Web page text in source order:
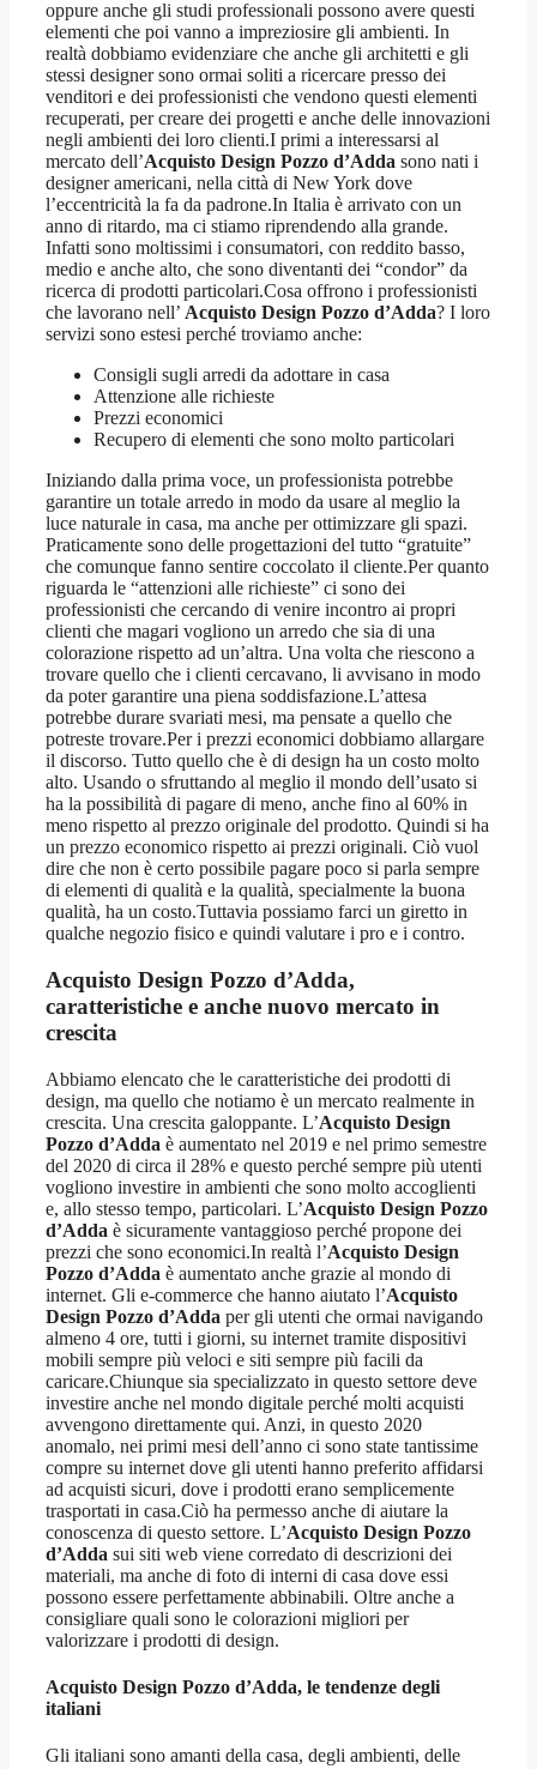
oppure anche gli studi professionali possono avere questi
elementi che poi vanno a impreziosire gli ambienti. In
realtà dobbiamo evidenziare che anche gli architetti e gli
stessi designer sono ormai soliti a ricercare presso dei
venditori e dei professionisti che vendono questi elementi
recuperati, per creare dei progetti e anche delle innovazioni
negli ambienti dei loro clienti.I primi a interessarsi al
mercato dell’Acquisto Design Pozzo d’Adda sono nati i
designer americani, nella città di New York dove
l’eccentricità la fa da padrone.In Italia è arrivato con un
anno di ritardo, ma ci stiamo riprendendo alla grande.
Infatti sono moltissimi i consumatori, con reddito basso,
medio e anche alto, che sono diventanti dei “condor” da
ricerca di prodotti particolari.Cosa offrono i professionisti
che lavorano nell’ Acquisto Design Pozzo d’Adda? I loro
servizi sono estesi perché troviamo anche:
Consigli sugli arredi da adottare in casa
Attenzione alle richieste
Prezzi economici
Recupero di elementi che sono molto particolari
Iniziando dalla prima voce, un professionista potrebbe
garantire un totale arredo in modo da usare al meglio la
luce naturale in casa, ma anche per ottimizzare gli spazi.
Praticamente sono delle progettazioni del tutto “gratuite”
che comunque fanno sentire coccolato il cliente.Per quanto
riguarda le “attenzioni alle richieste” ci sono dei
professionisti che cercando di venire incontro ai propri
clienti che magari vogliono un arredo che sia di una
colorazione rispetto ad un’altra. Una volta che riescono a
trovare quello che i clienti cercavano, li avvisano in modo
da poter garantire una piena soddisfazione.L’attesa
potrebbe durare svariati mesi, ma pensate a quello che
potreste trovare.Per i prezzi economici dobbiamo allargare
il discorso. Tutto quello che è di design ha un costo molto
alto. Usando o sfruttando al meglio il mondo dell’usato si
ha la possibilità di pagare di meno, anche fino al 60% in
meno rispetto al prezzo originale del prodotto. Quindi si ha
un prezzo economico rispetto ai prezzi originali. Ciò vuol
dire che non è certo possibile pagare poco si parla sempre
di elementi di qualità e la qualità, specialmente la buona
qualità, ha un costo.Tuttavia possiamo farci un giretto in
qualche negozio fisico e quindi valutare i pro e i contro.
Acquisto Design Pozzo d’Adda,
caratteristiche e anche nuovo mercato in
crescita
Abbiamo elencato che le caratteristiche dei prodotti di
design, ma quello che notiamo è un mercato realmente in
crescita. Una crescita galoppante. L’Acquisto Design
Pozzo d’Adda è aumentato nel 2019 e nel primo semestre
del 2020 di circa il 28% e questo perché sempre più utenti
vogliono investire in ambienti che sono molto accoglienti
e, allo stesso tempo, particolari. L’Acquisto Design Pozzo
d’Adda è sicuramente vantaggioso perché propone dei
prezzi che sono economici.In realtà l’Acquisto Design
Pozzo d’Adda è aumentato anche grazie al mondo di
internet. Gli e-commerce che hanno aiutato l’Acquisto
Design Pozzo d’Adda per gli utenti che ormai navigando
almeno 4 ore, tutti i giorni, su internet tramite dispositivi
mobili sempre più veloci e siti sempre più facili da
caricare.Chiunque sia specializzato in questo settore deve
investire anche nel mondo digitale perché molti acquisti
avvengono direttamente qui. Anzi, in questo 2020
anomalo, nei primi mesi dell’anno ci sono state tantissime
compre su internet dove gli utenti hanno preferito affidarsi
ad acquisti sicuri, dove i prodotti erano semplicemente
trasportati in casa.Ciò ha permesso anche di aiutare la
conoscenza di questo settore. L’Acquisto Design Pozzo
d’Adda sui siti web viene corredato di descrizioni dei
materiali, ma anche di foto di interni di casa dove essi
possono essere perfettamente abbinabili. Oltre anche a
consigliare quali sono le colorazioni migliori per
valorizzare i prodotti di design.
Acquisto Design Pozzo d’Adda, le tendenze degli
italiani
Gli italiani sono amanti della casa, degli ambienti, delle